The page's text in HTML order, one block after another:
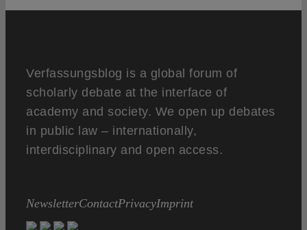
Verfassungsblog is a global forum of
scholarly debate at the interface of
academy and society. We open up debates
in public law – internationally,
interdisciplinary and open access.
NewsletterContactPrivacyImprint